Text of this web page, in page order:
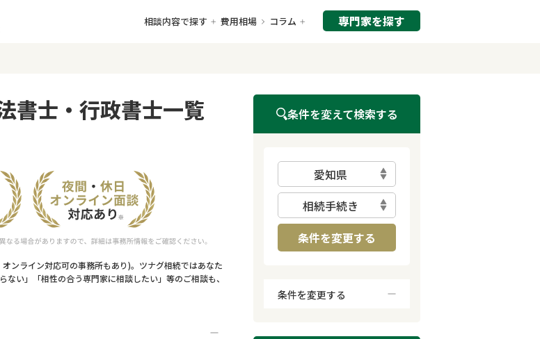
相談内容で探す 費用相場 コラム 専門家を探す
書士・行政書士一覧
ンライン対応可の事務所もあり)。ツナグ相続ではあなた
い」「相性の合う専門家に相談したい」等のご相談も、
条件を変えて検索する
愛知県
相続手続き
条件を変更する
条件を変更する
オンライン面談可能